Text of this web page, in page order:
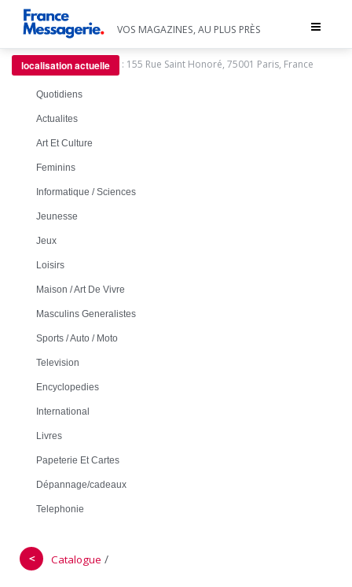
Toggle
VOS MAGAZINES, AU PLUS PRÈS
localisation actuelle : 155 Rue Saint Honoré, 75001 Paris, France
Quotidiens
Actualites
Art Et Culture
Feminins
Informatique / Sciences
Jeunesse
Jeux
Loisirs
Maison / Art De Vivre
Masculins Generalistes
Sports / Auto / Moto
Television
Encyclopedies
International
Livres
Papeterie Et Cartes
Dépannage/cadeaux
Telephonie
＜ Catalogue /